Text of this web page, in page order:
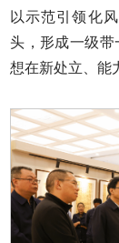
以示范引领化
头，形成一级带
想在新处立、能